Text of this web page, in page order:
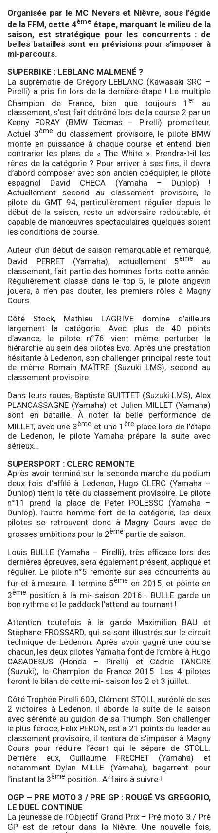
Organisée par le MC Nevers et Nièvre, sous l’égide
de la FFM, cette 4ème étape, marquant le milieu de la
saison, est stratégique pour les concurrents : de
belles batailles sont en prévisions pour s’imposer à
mi-parcours.
SUPERBIKE : LEBLANC MALMENÉ ?
La suprématie de Grégory LEBLANC (Kawasaki SRC –
Pirelli) a pris fin lors de la dernière étape ! Le multiple
Champion de France, bien que toujours 1 er
au
classement, s’est fait détrôné lors de la course 2 par un
Kenny FORAY (BMW Tecmas – Pirelli) prometteur.
Actuel 3ème
du classement provisoire, le pilote BMW
monte en puissance à chaque course et entend bien
contrarier les plans de « The White ». Prendra-t-il les
rênes de la catégorie ? Pour arriver à ses fins, il devra
d’abord composer avec son ancien coéquipier, le pilote
espagnol David CHECA (Yamaha – Dunlop) !
Actuellement second au classement provisoire, le
pilote du GMT 94, particulièrement régulier depuis le
début de la saison, reste un adversaire redoutable, et
capable de manœuvres spectaculaires quelques soient
les conditions de course.
Auteur d’un début de saison remarquable et remarqué,
David PERRET (Yamaha), actuellement 5ème
au
classement, fait partie des hommes forts cette année.
Régulièrement classé dans le top 5, le pilote angevin
jouera, à n’en pas douter, les premiers rôles à Magny
Cours.
Côté Stock, Mathieu LAGRIVE domine d’ailleurs
largement la catégorie. Avec plus de 40 points
d’avance, le pilote n°76 vient même perturber la
hiérarchie au sein des pilotes Evo. Après une prestation
hésitante à Ledenon, son challenger principal reste tout
de même Romain MAÎTRE (Suzuki LMS), second au
classement provisoire.
Dans leurs roues, Baptiste GUITTET (Suzuki LMS), Alex
PLANCASSAGNE (Yamaha) et Julien MILLET (Yamaha)
sont en bataille. À noter la belle performance de
MILLET, avec une 3ème et une 1 ère place lors de l’étape
de Ledenon, le pilote Yamaha prépare la suite avec
sérieux…
SUPERSPORT : CLERC REMONTE
Après avoir terminé sur la seconde marche du podium
deux fois d’affilé à Ledenon, Hugo CLERC (Yamaha –
Dunlop) tient la tête du classement provisoire. Le pilote
n°11 prend la place de Peter POLESSO (Yamaha –
Dunlop), l’autre homme fort de la catégorie, les deux
pilotes se retrouvent donc à Magny Cours avec de
grosses ambitions pour la 2ème partie de saison.
Louis BULLE (Yamaha – Pirelli), très efficace lors des
dernières épreuves, sera également présent, appliqué et
régulier. Le pilote n°5 remonte sur ses concurrents au
fur et à mesure. Il termine 5ème en 2015, et pointe en
3ème position à la mi- saison 2016… BULLE garde un
bon rythme et le paddock l’attend au tournant !
Attention toutefois à la garde Maximilien BAU et
Stéphane FROSSARD, qui se sont illustrés sur le circuit
technique de Ledenon. Après avoir gagné une course
chacun, les deux pilotes Yamaha font de l’ombre à Hugo
CASADESUS (Honda – Pirelli) et Cédric TANGRE
(Suzuki), le Champion de France 2015. Les 4 pilotes
feront le bilan de cette mi- saison les 2 et 3 juillet.
Côté Trophée Pirelli 600, Clément STOLL auréolé de ses
2 victoires à Ledenon, il aborde la suite de la saison
avec sérénité au guidon de sa Triumph. Son challenger
le plus féroce, Félix PERON, est à 21 points du leader au
classement provisoire, il tentera de s’imposer à Magny
Cours pour réduire l’écart qui le sépare de STOLL.
Derrière eux, Guillaume FRECHET (Yamaha) et
notamment Dylan MILLE (Yamaha), bagarrent pour
l’instant la 3ème position…Affaire à suivre !
OGP – PRE MOTO 3 / PRE GP : ROUGÉ VS GREGORIO,
LE DUEL CONTINUE
La jeunesse de l’Objectif Grand Prix – Pré moto 3 / Pré
GP est de retour dans la Nièvre. Une nouvelle fois,